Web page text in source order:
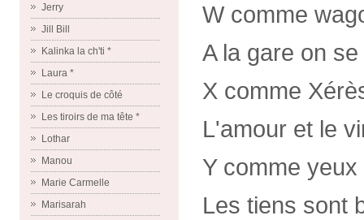
Jerry
Jill Bill
Kalinka la ch'ti *
Laura *
Le croquis de côté
Les tiroirs de ma tête *
Lothar
Manou
Marie Carmelle
Marisarah
W comme
A la gare on
X comme
L'amour et le
Y comme yeux
Les tiens sont